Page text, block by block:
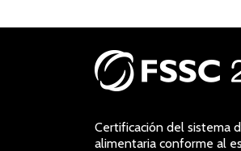
Certificación del sistema
alimentaria conforme al